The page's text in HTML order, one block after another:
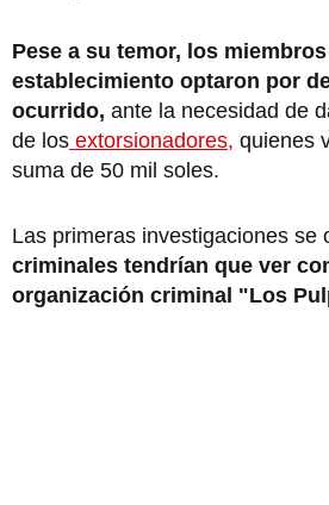
Pese a su temor, los
establecimiento optaron por
ocurrido, ante la necesidad de
de los extorsionadores, quienes
suma de 50 mil soles.
Las primeras investigaciones se
criminales tendrían que ver
organización criminal "Los